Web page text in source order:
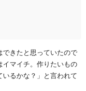
きたと思っていたので
マイチ。作りたいもの
るかな？」と言われて